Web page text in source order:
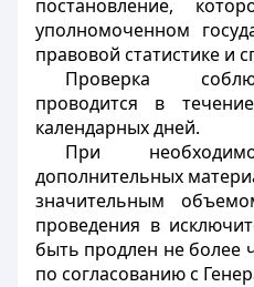
постановление,
уполномоченном
правовой статистике и
Проверка
проводится в
календарных дней.
При
дополнительных
значительным
проведения в
быть продлен не более
по согласованию с